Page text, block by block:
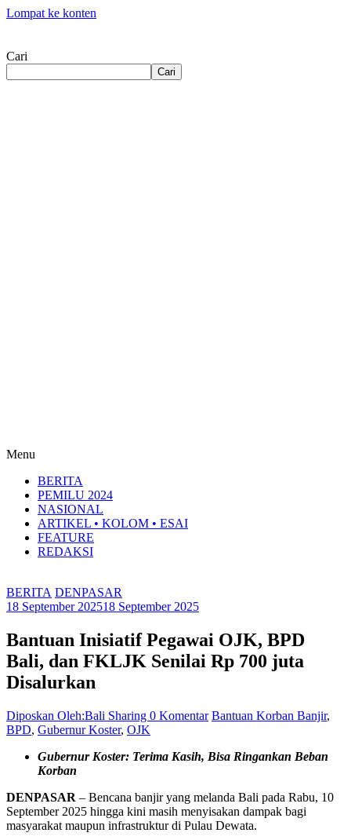
Lompat ke konten
Cari
Cari
Menu
BERITA
PEMILU 2024
NASIONAL
ARTIKEL • KOLOM • ESAI
FEATURE
REDAKSI
BERITA DENPASAR
18 September 202518 September 2025
Bantuan Inisiatif Pegawai OJK, BPD
Bali, dan FKLJK Senilai Rp 700 juta
Disalurkan
Diposkan Oleh:Bali Sharing 0 Komentar Bantuan Korban Banjir,
BPD, Gubernur Koster, OJK
Gubernur Koster: Terima Kasih, Bisa Ringankan Beban
Korban
DENPASAR – Bencana banjir yang melanda Bali pada Rabu, 10
September 2025 hingga kini masih menyisakan dampak bagi
masyarakat maupun infrastruktur di Pulau Dewata.